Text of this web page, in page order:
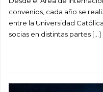
convenios, cada año se
entre la Universidad
socias en distintas partes […]